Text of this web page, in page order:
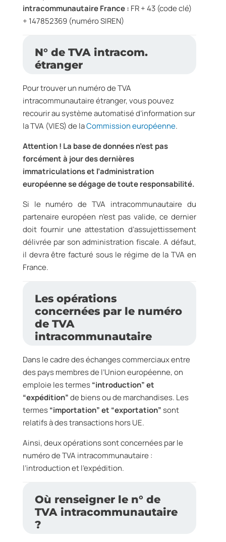
intracommunautaire France : FR + 43 (code clé)
+ 147852369 (numéro SIREN)
N° de TVA intracom.
étranger
Pour trouver un numéro de TVA
intracommunautaire étranger, vous pouvez
recourir au système automatisé d’information sur
la TVA (VIES) de laCommission européenne.
Attention ! La base de données n’est pas
forcément à jour des dernières
immatriculations et l’administration
européenne se dégage de toute responsabilité.
Si le numéro de TVA intracommunautaire du
partenaire européen n’est pas valide, ce dernier
doit fournir une attestation d’assujettissement
délivrée par son administration fiscale. A défaut,
il devra être facturé sous le régime de la TVA en
France.
Les opérations
concernées par le numéro
de TVA
intracommunautaire
Dans le cadre des échanges commerciaux entre
des pays membres de l’Union européenne, on
emploie les termes“introduction” et
“expédition”de biens ou de marchandises. Les
termes“importation” et “exportation”sont
relatifs à des transactions hors UE.
Ainsi, deux opérations sont concernées par le
numéro de TVA intracommunautaire :
l’introduction et l’expédition.
Où renseigner le n° de
TVA intracommunautaire
?